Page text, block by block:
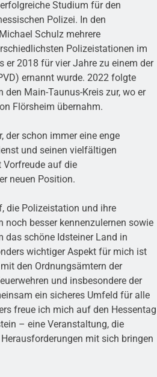
Studium für den
Polizei. In den
Schulz mehrere
Polizeistationen im
er 2018 für vier Jahre zu einem der
ernannt wurde. 2022 folgte
den Main-Taunus-Kreis zur, wo er
Flörsheim übernahm.
der schon immer eine enge
und seinen vielfältigen
Vorfreude auf die
neuen Position.
die Polizeistation und ihre
noch besser kennenzulernen sowie
das schöne Idsteiner Land in
wichtiger Aspekt für mich ist
den Ordnungsämtern der
und insbesondere der
ein sicheres Umfeld für alle
freue ich mich auf den Hessentag
– eine Veranstaltung, die
mit sich bringen